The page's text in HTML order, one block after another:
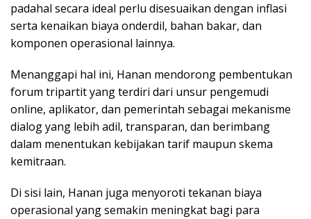
padahal secara ideal perlu disesuaikan dengan inflasi
serta kenaikan biaya onderdil, bahan bakar, dan
komponen operasional lainnya.
Menanggapi hal ini, Hanan mendorong pembentukan
forum tripartit yang terdiri dari unsur pengemudi
online, aplikator, dan pemerintah sebagai mekanisme
dialog yang lebih adil, transparan, dan berimbang
dalam menentukan kebijakan tarif maupun skema
kemitraan.
Di sisi lain, Hanan juga menyoroti tekanan biaya
operasional yang semakin meningkat bagi para